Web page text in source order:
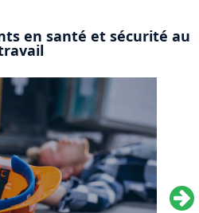
en santé et sécurité au